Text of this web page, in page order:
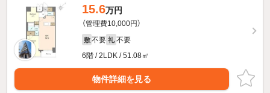
15.6万円
（管理費10,000円）
敷 不要 礼 不要
6階 / 2LDK / 51.08㎡
物件詳細を見る